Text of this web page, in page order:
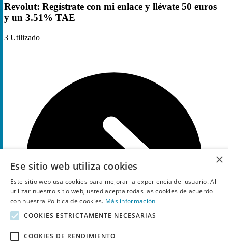
Revolut: Regístrate con mi enlace y llévate 50 euros
y un 3.51% TAE
3 Utilizado
×
Ese sitio web utiliza cookies
Este sitio web usa cookies para mejorar la experiencia del usuario. Al
utilizar nuestro sitio web, usted acepta todas las cookies de acuerdo
con nuestra Política de cookies. Más información
COOKIES ESTRICTAMENTE NECESARIAS
COOKIES DE RENDIMIENTO